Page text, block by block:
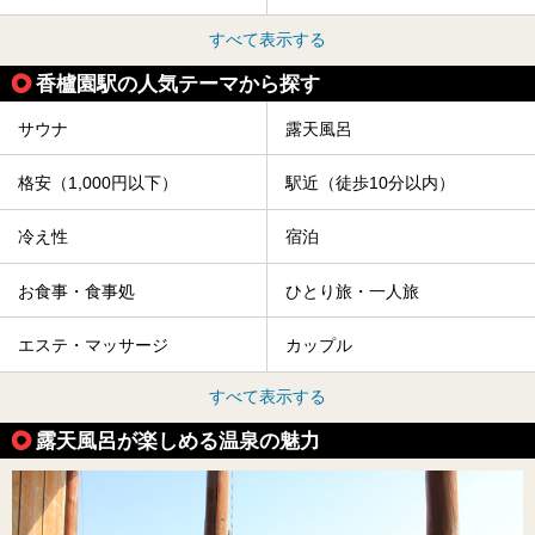
すべて表示する
香櫨園駅の人気テーマから探す
サウナ 露天風呂
格安（1,000円以下） 駅近（徒歩10分以内）
冷え性 宿泊
お食事・食事処 ひとり旅・一人旅
エステ・マッサージ カップル
すべて表示する
露天風呂が楽しめる温泉の魅力